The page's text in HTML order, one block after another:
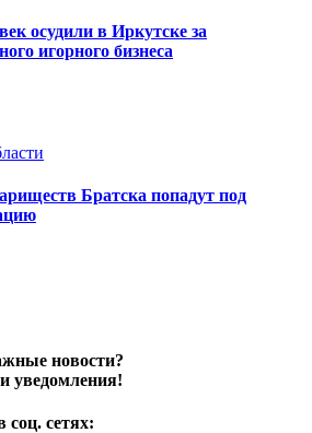
осудили в Иркутске за
игорного бизнеса
Братска попадут под
новости?
уведомления!
соц. сетях: